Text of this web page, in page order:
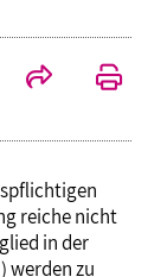
reiche nicht
in der
werden zu